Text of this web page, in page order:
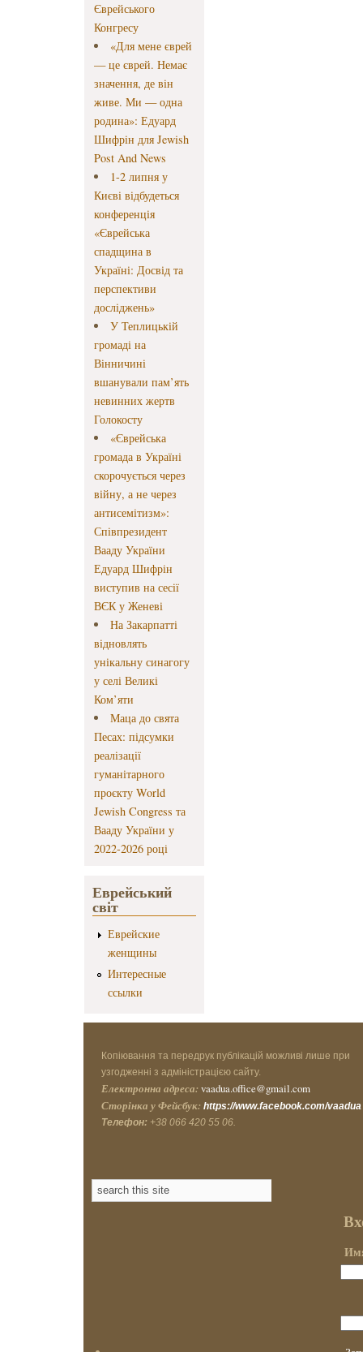
Єврейського
Конгресу
«Для мене єврей
— це єврей. Немає
значення, де він
живе. Ми — одна
родина»: Едуард
Шифрін для Jewish
Post And News
1-2 липня у
Києві відбудеться
конференція
«Єврейська
спадщина в
Україні: Досвід та
перспективи
досліджень»
У Теплицькій
громаді на
Вінничині
вшанували пам’ять
невинних жертв
Голокосту
«Єврейська
громада в Україні
скорочується через
війну, а не через
антисемітизм»:
Співпрезидент
Вааду України
Едуард Шифрін
виступив на сесії
ВЄК у Женеві
На Закарпатті
відновлять
унікальну синагогу
у селі Великі
Ком’яти
Маца до свята
Песах: підсумки
реалізації
гуманітарного
проєкту World
Jewish Congress та
Вааду України у
2022-2026 році
Еврейський
світ
Еврейские
женщины
Интересные
ссылки
Копіювання та передрук публікацій можливі лише при
узгодженні з адміністрацією сайту.
Електронна адреса: vaadua.office@gmail.com
Сторінка у Фейсбук: https://www.facebook.com/vaadua
Телефон: +38 066 420 55 06.